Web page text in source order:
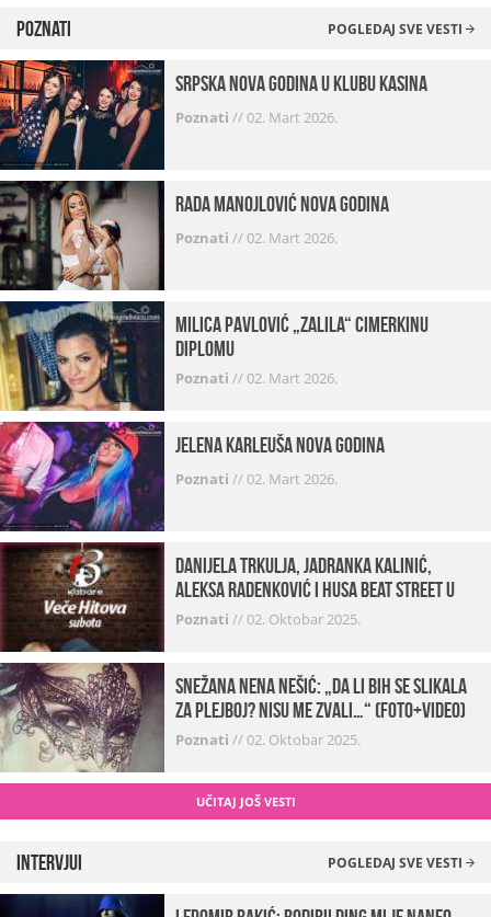
Poznati POGLEDAJ SVE VESTI
Srpska Nova godina u klubu Kasina
Poznati //02. Mart 2026.
Rada Manojlović Nova godina
Poznati //02. Mart 2026.
Milica Pavlović „zalila“ cimerkinu
diplomu
Poznati //02. Mart 2026.
Jelena Karleuša Nova godina
Poznati //02. Mart 2026.
Danijela Trkulja, Jadranka Kalinić,
Aleksa Radenković i Husa Beat Street u
Kabareu 13
Poznati //02. Oktobar 2025.
Snežana Nena Nešić: „Da li bih se slikala
za Plejboj? Nisu me zvali…“ (FOTO+VIDEO)
Poznati //02. Oktobar 2025.
UČITAJ JOŠ VESTI
Intervjui POGLEDAJ SVE VESTI